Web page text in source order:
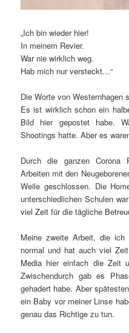
„Ich bin wieder hier!
In meinem Revier.
War nie wirklich weg.
Hab mich nur versteckt…“
Die Worte von Westernhagen
Es ist wirklich schon ein
Bild hier gepostet habe.
Shootings hatte. Aber es
Durch die ganzen Corona
Arbeiten mit den
Weile geschlossen. Die
unterschiedlichen Schulen
viel Zeit für die tägliche
Meine zweite Arbeit, die
normal und hat auch viel
Media hier einfach die Zeit
Zwischendurch gab es
gehadert habe. Aber
ein Baby vor meiner Linse
genau das Richtige zu tun.